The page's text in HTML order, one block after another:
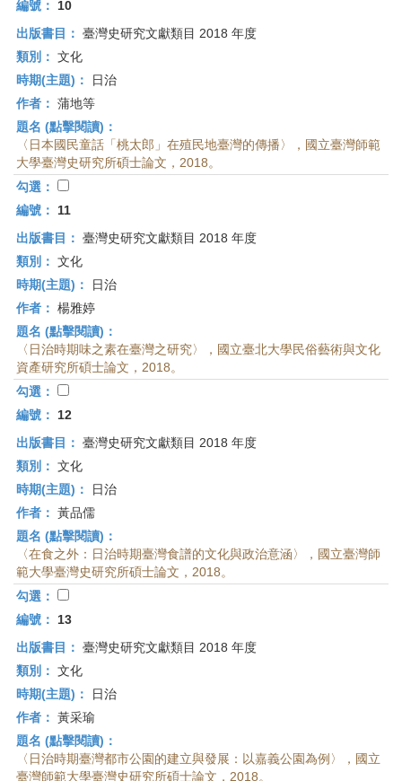
編號：
10
出版書目： 臺灣史研究文獻類目 2018 年度
類別： 文化
時期(主題)：
日治
作者： 蒲地等
題名 (點擊閱讀)：
〈日本國民童話「桃太郎」在殖民地臺灣的傳播〉，國立臺灣師範
大學臺灣史研究所碩士論文，2018。
勾選：
編號：
11
出版書目： 臺灣史研究文獻類目 2018 年度
類別： 文化
時期(主題)：
日治
作者： 楊雅婷
題名 (點擊閱讀)：
〈日治時期味之素在臺灣之研究〉，國立臺北大學民俗藝術與文化
資產研究所碩士論文，2018。
勾選：
編號：
12
出版書目： 臺灣史研究文獻類目 2018 年度
類別： 文化
時期(主題)：
日治
作者： 黃品儒
題名 (點擊閱讀)：
〈在食之外：日治時期臺灣食譜的文化與政治意涵〉，國立臺灣師
範大學臺灣史研究所碩士論文，2018。
勾選：
編號：
13
出版書目： 臺灣史研究文獻類目 2018 年度
類別： 文化
時期(主題)：
日治
作者： 黃采瑜
題名 (點擊閱讀)：
〈日治時期臺灣都市公園的建立與發展：以嘉義公園為例〉，國立
臺灣師範大學臺灣史研究所碩士論文，2018。